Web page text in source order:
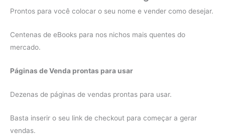
Prontos para você colocar o seu nome e vender como desejar.
Centenas de eBooks para nos nichos mais quentes do
mercado.
Páginas de Venda prontas para usar
Dezenas de páginas de vendas prontas para usar.
Basta inserir o seu link de checkout para começar a gerar
vendas.